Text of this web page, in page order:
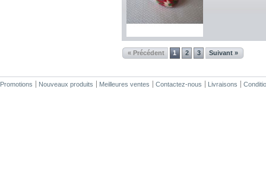
« Précédent 1 2 3 Suivant »
Promotions Nouveaux produits Meilleures ventes Contactez-nous Livraisons